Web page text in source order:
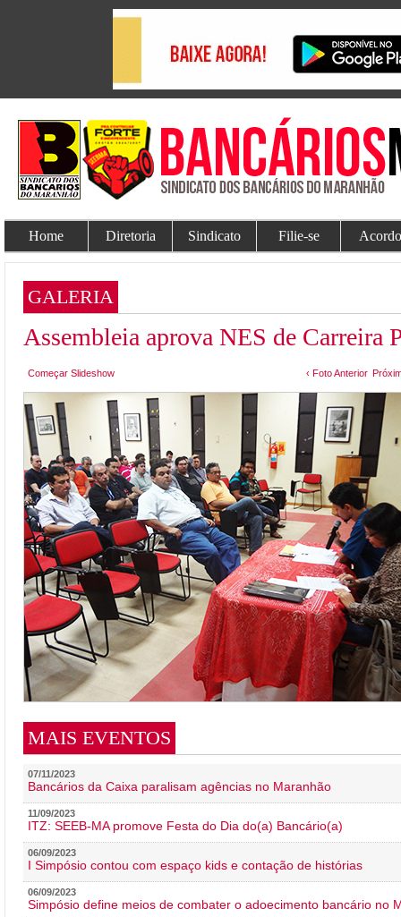
Home Diretoria Sindicato Filie-se
GALERIA
Assembleia aprova NES de Carreira
Começar Slideshow ‹ Foto Anterior
MAIS EVENTOS
07/11/2023
Bancários da Caixa paralisam agências no Maranhão
11/09/2023
ITZ: SEEB-MA promove Festa do Dia do(a) Bancário(a)
06/09/2023
I Simpósio contou com espaço kids e contação de histórias
06/09/2023
Simpósio define meios de combater o adoecimento bancário no